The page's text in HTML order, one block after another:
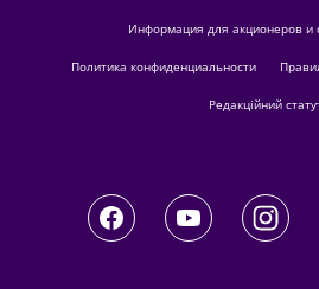
Информация для акционеров и
Политика конфиденциальности
Редакційний